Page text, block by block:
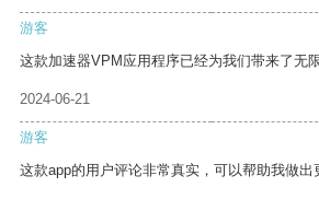
游客
这款加速器VPM应用程序已经为我们带来了无
2024-06-21
游客
这款app的用户评论非常真实，可以帮助我做出